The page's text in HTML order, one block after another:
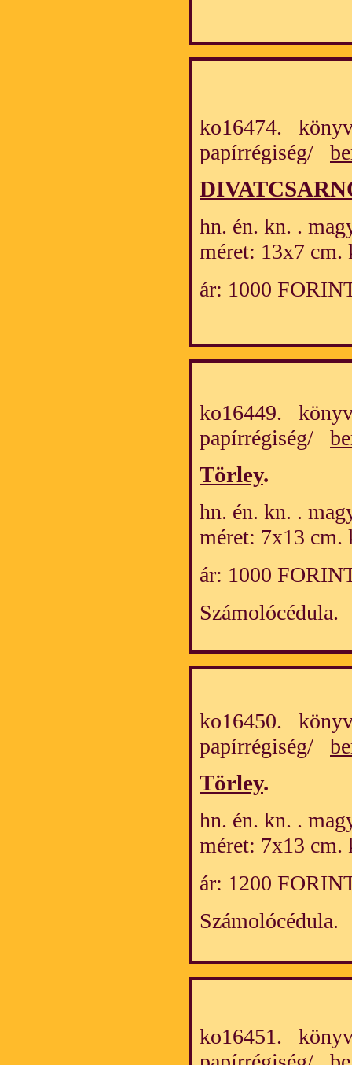
ko16474.
papírrégiség/
hn. én. kn. .
méret: 13x7 cm.
ár: 1000
ko16449.
papírrégiség/
Törley.
hn. én. kn. .
méret: 7x13 cm.
ár: 1000
Számolócédula.
ko16450.
papírrégiség/
Törley.
hn. én. kn. .
méret: 7x13 cm.
ár: 1200
Számolócédula.
ko16451.